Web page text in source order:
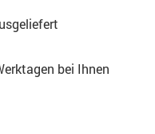
bei Ihnen